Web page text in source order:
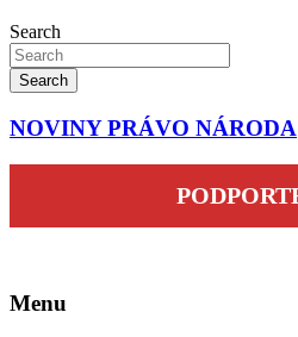
Search
Search
NOVINY PRÁVO NÁRODA
Menu